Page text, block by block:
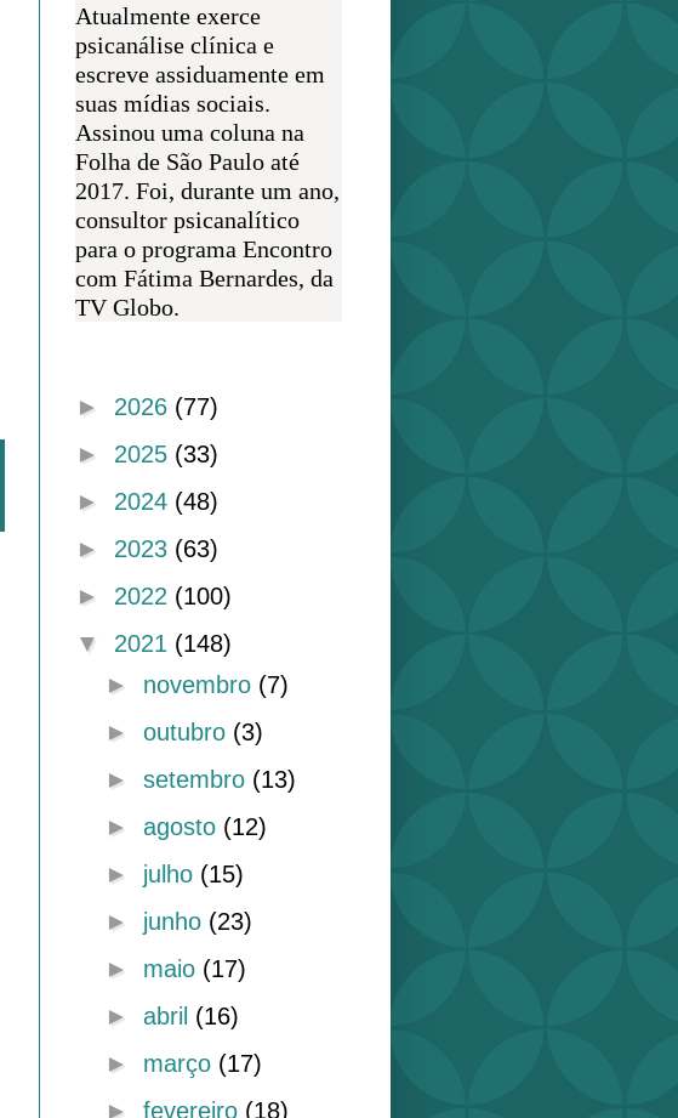
Atualmente exerce
psicanálise clínica e
escreve assiduamente em
suas mídias sociais.
Assinou uma coluna na
Folha de São Paulo até
2017. Foi, durante um ano,
consultor psicanalítico
para o programa Encontro
com Fátima Bernardes, da
TV Globo.
► 2026 (77)
► 2025 (33)
► 2024 (48)
► 2023 (63)
► 2022 (100)
▼ 2021 (148)
► novembro (7)
► outubro (3)
► setembro (13)
► agosto (12)
► julho (15)
► junho (23)
► maio (17)
► abril (16)
► março (17)
► fevereiro (18)